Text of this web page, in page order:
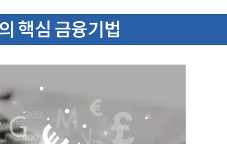
핵심 금융기법